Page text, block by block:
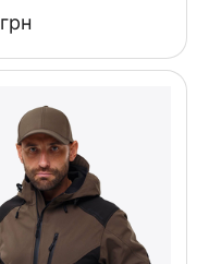
грн